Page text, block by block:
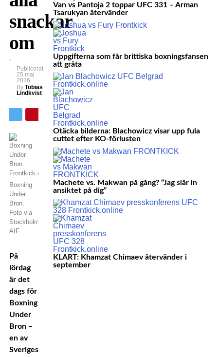
snackar
om
Publicerat
25 maj
2026
By Tobias
Lindkvist
Boxning
Under
Bron.
Foto via
Stockholms
AIF
På
lördag
är det
dags för
Boxning
Under
Bron –
en av
Sveriges
Van vs Pantoja 2 toppar UFC 331 – Arman
Tsarukyan återvänder
Uppgifterna som får brittiska boxningsfansen
att gråta
Otäcka bilderna: Blachowicz visar upp fula
cuttet efter KO-förlusten
Machete vs. Makwan på gång? ”Jag slår in
ansiktet på dig”
KLART: Khamzat Chimaev återvänder i
september